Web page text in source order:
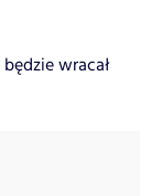
wracał